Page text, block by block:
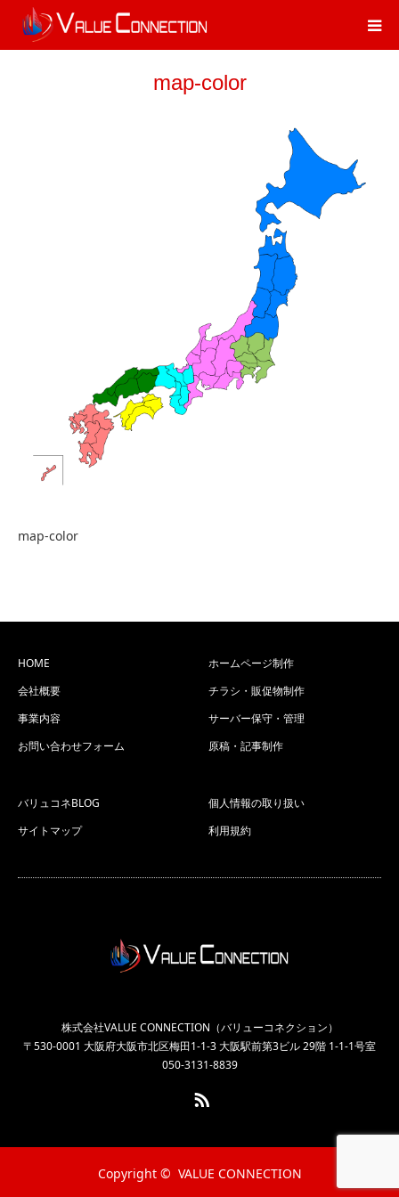
map-color
map-color
HOME
会社概要
事業内容
お問い合わせフォーム
ホームページ制作
チラシ・販促物制作
サーバー保守・管理
原稿・記事制作
バリュコネBLOG
サイトマップ
個人情報の取り扱い
利用規約
株式会社VALUE CONNECTION（バリューコネクション）
〒530-0001 大阪府大阪市北区梅田1-1-3 大阪駅前第3ビル 29階 1-1-1号室
050-3131-8839
Copyright © VALUE CONNECTION